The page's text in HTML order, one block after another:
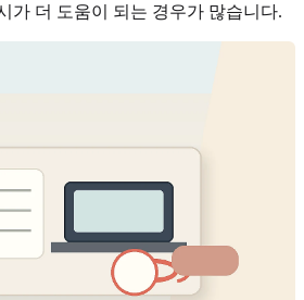
가 더 도움이 되는 경우가 많습니다.